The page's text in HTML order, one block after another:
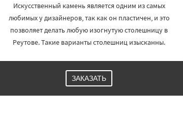
×
Ступино Талдом
Искусственный камень является одним из самых
любимых у дизайнеров, так как он пластичен, и это
позволяет делать любую изогнутую столешницу в
Реутове. Такие варианты столешниц изысканны.
ЗАКАЗАТЬ
УЗНАТЬ ПОДРОБНЕЕ ×